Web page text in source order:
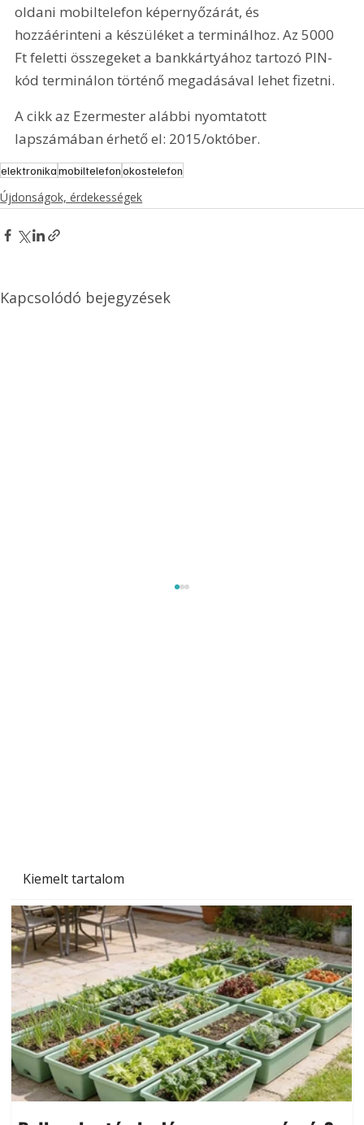
Kiemelt tartalom
oldani mobiltelefon képernyőzárát, és
hozzáérinteni a készüléket a terminálhoz. Az 5000
Ft feletti összegeket a bankkártyához tartozó PIN-
kód terminálon történő megadásával lehet fizetni.
A cikk az Ezermester alábbi nyomtatott
lapszámában érhető el: 2015/október.
elektronikamobiltelefonokostelefon
Újdonságok, érdekességek
Kapcsolódó bejegyzések